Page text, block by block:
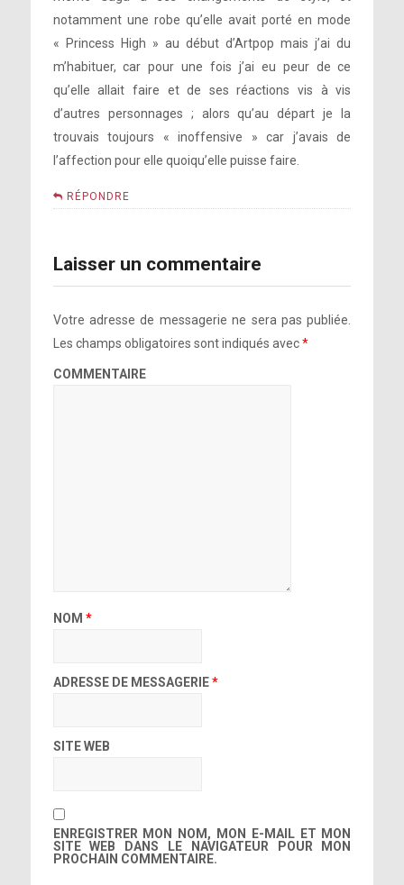
notamment une robe qu’elle avait porté en mode
« Princess High » au début d’Artpop mais j’ai du
m’habituer, car pour une fois j’ai eu peur de ce
qu’elle allait faire et de ses réactions vis à vis
d’autres personnages ; alors qu’au départ je la
trouvais toujours « inoffensive » car j’avais de
l’affection pour elle quoiqu’elle puisse faire.
RÉPONDRE
Laisser un commentaire
Votre adresse de messagerie ne sera pas publiée.
Les champs obligatoires sont indiqués avec*
COMMENTAIRE
NOM *
ADRESSE DE MESSAGERIE*
SITE WEB
ENREGISTRER MON NOM, MON E-MAIL ET MON
SITE WEB DANS LE NAVIGATEUR POUR MON
PROCHAIN COMMENTAIRE.